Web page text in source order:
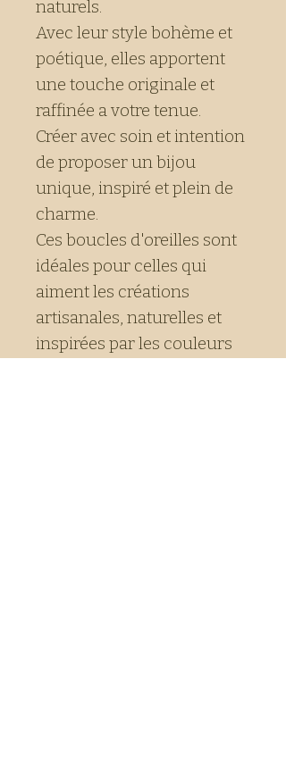
naturels.
Avec leur style bohème et
poétique, elles apportent
une touche originale et
raffinée a votre tenue.
Créer avec soin et intention
de proposer un bijou
unique, inspiré et plein de
charme.
Ces boucles d'oreilles sont
idéales pour celles qui
aiment les créations
artisanales, naturelles et
inspirées par les couleurs